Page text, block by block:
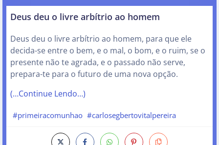
Deus deu o livre arbítrio ao homem
Deus deu o livre arbítrio ao homem, para que ele
decida-se entre o bem, e o mal, o bom, e o ruim, se o
presente não te agrada, e o passado não serve,
prepara-te para o futuro de uma nova opção.
(…Continue Lendo…)
#primeiracomunhao #carlosegbertovitalpereira